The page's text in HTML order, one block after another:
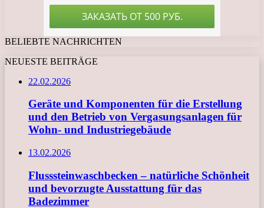
BELIEBTE NACHRICHTEN
NEUESTE BEITRÄGE
22.02.2026
Geräte und Komponenten für die Erstellung
und den Betrieb von Vergasungsanlagen für
Wohn- und Industriegebäude
13.02.2026
Flusssteinwaschbecken – natürliche Schönheit
und bevorzugte Ausstattung für das
Badezimmer